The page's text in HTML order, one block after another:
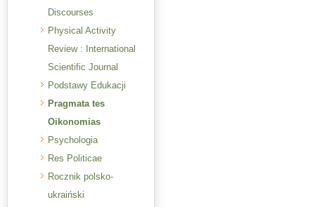
Discourses
Physical Activity
Review : International
Scientific Journal
Podstawy Edukacji
Pragmata tes
Oikonomias
Psychologia
Res Politicae
Rocznik polsko-
ukraiński